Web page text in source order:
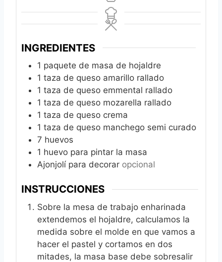
INGREDIENTES
1 paquete de masa de hojaldre
1 taza de queso amarillo rallado
1 taza de queso emmental rallado
1 taza de queso mozarella rallado
1 taza de queso crema
1 taza de queso manchego semi curado
7 huevos
1 huevo para pintar la masa
Ajonjolí para decorar opcional
INSTRUCCIONES
Sobre la mesa de trabajo enharinada
extendemos el hojaldre, calculamos la
medida sobre el molde en que vamos a
hacer el pastel y cortamos en dos
mitades, la masa base debe sobresalir